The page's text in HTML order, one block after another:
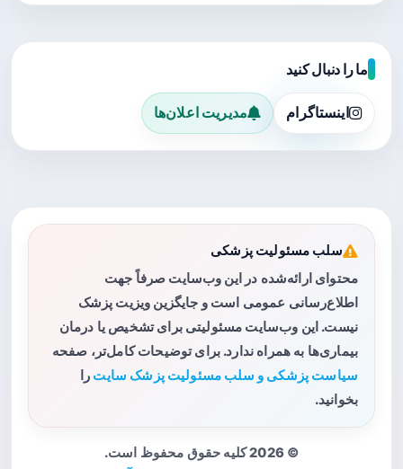
ما را دنبال کنید
اینستاگرام مدیریت اعلان‌ها
سلب مسئولیت پزشکی
محتوای ارائه‌شده در این وب‌سایت صرفاً جهت
اطلاع‌رسانی عمومی است و جایگزین ویزیت پزشک
نیست. این وب‌سایت مسئولیتی برای تشخیص یا درمان
بیماری‌ها به همراه ندارد. برای توضیحات کامل‌تر، صفحه
سیاست پزشکی و سلب مسئولیت پزشک سایت را
بخوانید.
© 2026 کلیه حقوق محفوظ است.